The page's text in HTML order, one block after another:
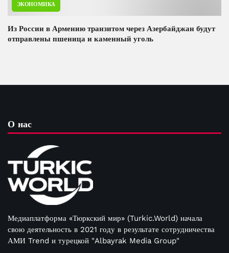
ЭКОНОМИКА
Из России в Армению транзитом через Азербайджан будут
отправлены пшеница и каменный уголь
О нас
Медиаплатформа «Тюркский мир» (Turkic.World) начала
свою деятельность в 2021 году в результате сотрудничества
АМИ Trend и турецкой "Albayrak Media Group"